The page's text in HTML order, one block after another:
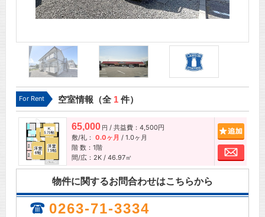
For Rent 空室情報（全 1件）
65,000 円 / 共益費：4,500円
敷/礼： 0.0ヶ月 / 1.0ヶ月
階 数：1階
間/広：2K / 46.97㎡
お問
物件に関するお問合わせはこちらから
0263-71-3334